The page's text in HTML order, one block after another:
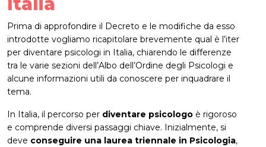
Prima di approfondire il Decreto e le modifiche da esso
introdotte vogliamo ricapitolare brevemente qual è l’iter
per diventare psicologi in Italia, chiarendo le differenze
tra le varie sezioni dell’Albo dell’Ordine degli Psicologi e
alcune informazioni utili da conoscere per inquadrare il
tema.
In Italia, il percorso per diventare psicologo è rigoroso
e comprende diversi passaggi chiave. Inizialmente, si
deve conseguire una laurea triennale in Psicologia,